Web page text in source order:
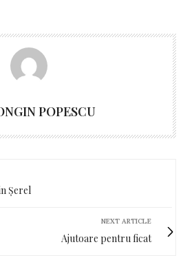
POPESCU
Șerel
NEXT ARTICLE
Ajutoare pentru ficat